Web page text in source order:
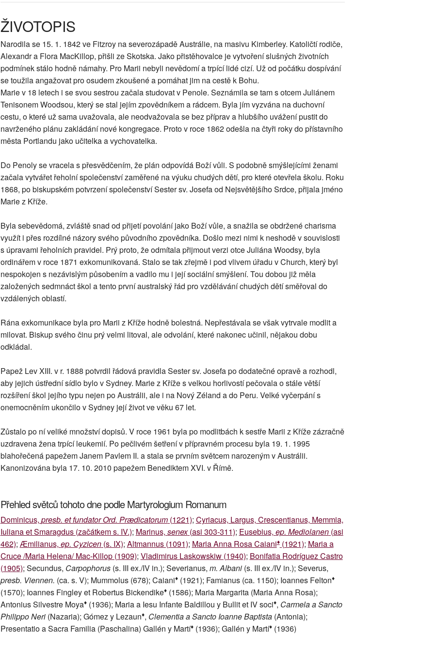
ŽIVOTOPIS
Narodila se 15. 1. 1842 ve Fitzroy na severozápadě Austrálie, na masivu Kimberley. Katoličtí rodiče,
Alexandr a Flora MacKillop, přišli ze Skotska. Jako přistěhovalce je vytvoření slušných životních
podmínek stálo hodně námahy. Pro Marii nebyli nevědomí a trpící lidé cizí. Už od počátku dospívání
se toužila angažovat pro osudem zkoušené a pomáhat jim na cestě k Bohu.
Marie v 18 letech i se svou sestrou začala studovat v Penole. Seznámila se tam s otcem Juliánem
Tenisonem Woodsou, který se stal jejím zpovědníkem a rádcem. Byla jím vyzvána na duchovní
cestu, o které už sama uvažovala, ale neodvažovala se bez příprav a hlubšího uvážení pustit do
navrženého plánu zakládání nové kongregace. Proto v roce 1862 odešla na čtyři roky do přístavního
města Portlandu jako učitelka a vychovatelka.
Do Penoly se vracela s přesvědčením, že plán odpovídá Boží vůli. S podobně smýšlejícími ženami
začala vytvářet řeholní společenství zaměřené na výuku chudých dětí, pro které otevřela školu. Roku
1868, po biskupském potvrzení společenství Sester sv. Josefa od Nejsvětějšího Srdce, přijala jméno
Marie z Kříže.
Byla sebevědomá, zvláště snad od přijetí povolání jako Boží vůle, a snažila se obdržené charisma
využít i přes rozdílné názory svého původního zpovědníka. Došlo mezi nimi k neshodě v souvislosti
s úpravami řeholních pravidel. Prý proto, že odmítala přijmout verzi otce Juliána Woodsy, byla
ordinářem v roce 1871 exkomunikovaná. Stalo se tak zřejmě i pod vlivem úřadu v Church, který byl
nespokojen s nezávislým působením a vadilo mu i její sociální smýšlení. Tou dobou již měla
založených sedmnáct škol a tento první australský řád pro vzdělávání chudých dětí směřoval do
vzdálených oblastí.
Rána exkomunikace byla pro Marii z Kříže hodně bolestná. Nepřestávala se však vytrvale modlit a
milovat. Biskup svého činu prý velmi litoval, ale odvolání, které nakonec učinil, nějakou dobu
odkládal.
Papež Lev XIII. v r. 1888 potvrdil řádová pravidla Sester sv. Josefa po dodatečné opravě a rozhodl,
aby jejich ústřední sídlo bylo v Sydney. Marie z Kříže s velkou horlivostí pečovala o stále větší
rozšíření škol jejího typu nejen po Austrálii, ale i na Nový Zéland a do Peru. Velké vyčerpání s
onemocněním ukončilo v Sydney její život ve věku 67 let.
Zůstalo po ní veliké množství dopisů. V roce 1961 byla po modlitbách k sestře Marii z Kříže zázračně
uzdravena žena trpící leukemií. Po pečlivém šetření v přípravném procesu byla 19. 1. 1995
blahořečená papežem Janem Pavlem II. a stala se prvním světcem narozeným v Austrálii.
Kanonizována byla 17. 10. 2010 papežem Benediktem XVI. v Římě.
Přehled světců tohoto dne podle Martyrologium Romanum
Dominicus, presb. et fundator Ord. Prædicatorum(1221); Cyriacus, Largus, Crescentianus, Memmia,
Iuliana et Smaragdus (začátkem s. IV.); Marinus, senex(asi 303-311); Eusebius, ep. Mediolanen(asi
462); Æmilianus, ep. Cyzicen(s. IX); Altmannus (1091); Maria Anna Rosa Caiani♦(1921); Maria a
Cruce /Maria Helena/ Mac-Killop (1909); Vladimirus Laskowskiw (1940); Bonifatia Rodríguez Castro
(1905); Secundus, Carpophorus(s. III ex./IV in.); Severianus, m. Albani(s. III ex./IV in.); Severus,
presb. Viennen. (ca. s. V); Mummolus (678); Caiani♦(1921); Famianus (ca. 1150); Ioannes Felton♦
(1570); Ioannes Fingley et Robertus Bickendike♦(1586); Maria Margarita (Maria Anna Rosa);
Antonius Silvestre Moya♦(1936); Maria a Iesu Infante Baldillou y Bullit et IV soci♦, Carmela a Sancto
Philippo Neri(Nazaria); Gómez y Lezaun♦, Clementia a Sancto Ioanne Baptista(Antonia);
Presentatio a Sacra Familia (Paschalina) Gallén y Martí♦(1936); Gallén y Martí♦(1936)